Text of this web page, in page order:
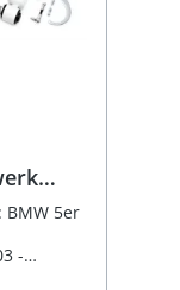
5er
mit
BMW 5er
-